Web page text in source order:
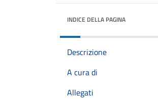
INDICE DELLA PAGINA
Descrizione
A cura di
Allegati